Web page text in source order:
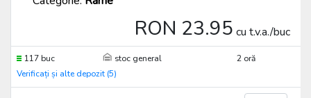
RON 23.95 cu t.v.a./buc
117 buc stoc general
2 oră
Verificați și alte depozit (5)